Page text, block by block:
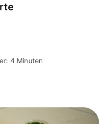
4 Minuten